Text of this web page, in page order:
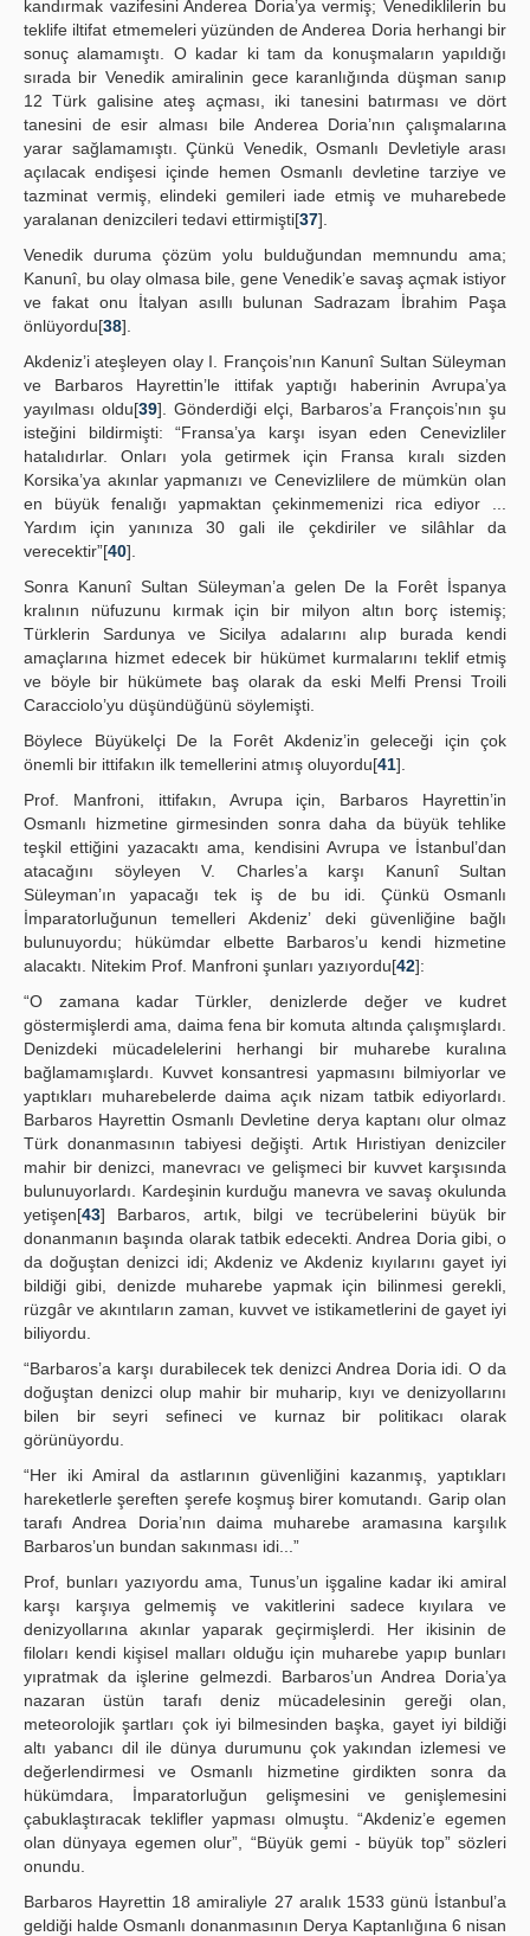
kandırmak vazifesini Anderea Doria’ya vermiş; Venediklilerin bu
teklife iltifat etmemeleri yüzünden de Anderea Doria herhangi bir
sonuç alamamıştı. O kadar ki tam da konuşmaların yapıldığı
sırada bir Venedik amiralinin gece karanlığında düşman sanıp
12 Türk galisine ateş açması, iki tanesini batırması ve dört
tanesini de esir alması bile Anderea Doria’nın çalışmalarına
yarar sağlamamıştı. Çünkü Venedik, Osmanlı Devletiyle arası
açılacak endişesi içinde hemen Osmanlı devletine tarziye ve
tazminat vermiş, elindeki gemileri iade etmiş ve muharebede
yaralanan denizcileri tedavi ettirmişti[37].
Venedik duruma çözüm yolu bulduğundan memnundu ama;
Kanunî, bu olay olmasa bile, gene Venedik’e savaş açmak istiyor
ve fakat onu İtalyan asıllı bulunan Sadrazam İbrahim Paşa
önlüyordu[38].
Akdeniz’i ateşleyen olay I. François’nın Kanunî Sultan Süleyman
ve Barbaros Hayrettin’le ittifak yaptığı haberinin Avrupa’ya
yayılması oldu[39]. Gönderdiği elçi, Barbaros’a François’nın şu
isteğini bildirmişti: “Fransa’ya karşı isyan eden Cenevizliler
hatalıdırlar. Onları yola getirmek için Fransa kıralı sizden
Korsika’ya akınlar yapmanızı ve Cenevizlilere de mümkün olan
en büyük fenalığı yapmaktan çekinmemenizi rica ediyor ...
Yardım için yanınıza 30 gali ile çekdiriler ve silâhlar da
verecektir”[40].
Sonra Kanunî Sultan Süleyman’a gelen De la Forêt İspanya
kralının nüfuzunu kırmak için bir milyon altın borç istemiş;
Türklerin Sardunya ve Sicilya adalarını alıp burada kendi
amaçlarına hizmet edecek bir hükümet kurmalarını teklif etmiş
ve böyle bir hükümete baş olarak da eski Melfi Prensi Troili
Caracciolo’yu düşündüğünü söylemişti.
Böylece Büyükelçi De la Forêt Akdeniz’in geleceği için çok
önemli bir ittifakın ilk temellerini atmış oluyordu[41].
Prof. Manfroni, ittifakın, Avrupa için, Barbaros Hayrettin’in
Osmanlı hizmetine girmesinden sonra daha da büyük tehlike
teşkil ettiğini yazacaktı ama, kendisini Avrupa ve İstanbul’dan
atacağını söyleyen V. Charles’a karşı Kanunî Sultan
Süleyman’ın yapacağı tek iş de bu idi. Çünkü Osmanlı
İmparatorluğunun temelleri Akdeniz’ deki güvenliğine bağlı
bulunuyordu; hükümdar elbette Barbaros’u kendi hizmetine
alacaktı. Nitekim Prof. Manfroni şunları yazıyordu[42]:
“O zamana kadar Türkler, denizlerde değer ve kudret
göstermişlerdi ama, daima fena bir komuta altında çalışmışlardı.
Denizdeki mücadelelerini herhangi bir muharebe kuralına
bağlamamışlardı. Kuvvet konsantresi yapmasını bilmiyorlar ve
yaptıkları muharebelerde daima açık nizam tatbik ediyorlardı.
Barbaros Hayrettin Osmanlı Devletine derya kaptanı olur olmaz
Türk donanmasının tabiyesi değişti. Artık Hıristiyan denizciler
mahir bir denizci, manevracı ve gelişmeci bir kuvvet karşısında
bulunuyorlardı. Kardeşinin kurduğu manevra ve savaş okulunda
yetişen[43] Barbaros, artık, bilgi ve tecrübelerini büyük bir
donanmanın başında olarak tatbik edecekti. Andrea Doria gibi, o
da doğuştan denizci idi; Akdeniz ve Akdeniz kıyılarını gayet iyi
bildiği gibi, denizde muharebe yapmak için bilinmesi gerekli,
rüzgâr ve akıntıların zaman, kuvvet ve istikametlerini de gayet iyi
biliyordu.
“Barbaros’a karşı durabilecek tek denizci Andrea Doria idi. O da
doğuştan denizci olup mahir bir muharip, kıyı ve denizyollarını
bilen bir seyri sefineci ve kurnaz bir politikacı olarak
görünüyordu.
“Her iki Amiral da astlarının güvenliğini kazanmış, yaptıkları
hareketlerle şereften şerefe koşmuş birer komutandı. Garip olan
tarafı Andrea Doria’nın daima muharebe aramasına karşılık
Barbaros’un bundan sakınması idi...”
Prof, bunları yazıyordu ama, Tunus’un işgaline kadar iki amiral
karşı karşıya gelmemiş ve vakitlerini sadece kıyılara ve
denizyollarına akınlar yaparak geçirmişlerdi. Her ikisinin de
filoları kendi kişisel malları olduğu için muharebe yapıp bunları
yıpratmak da işlerine gelmezdi. Barbaros’un Andrea Doria’ya
nazaran üstün tarafı deniz mücadelesinin gereği olan,
meteorolojik şartları çok iyi bilmesinden başka, gayet iyi bildiği
altı yabancı dil ile dünya durumunu çok yakından izlemesi ve
değerlendirmesi ve Osmanlı hizmetine girdikten sonra da
hükümdara, İmparatorluğun gelişmesini ve genişlemesini
çabuklaştıracak teklifler yapması olmuştu. “Akdeniz’e egemen
olan dünyaya egemen olur”, “Büyük gemi - büyük top” sözleri
onundu.
Barbaros Hayrettin 18 amiraliyle 27 aralık 1533 günü İstanbul’a
geldiği halde Osmanlı donanmasının Derya Kaptanlığına 6 nisan